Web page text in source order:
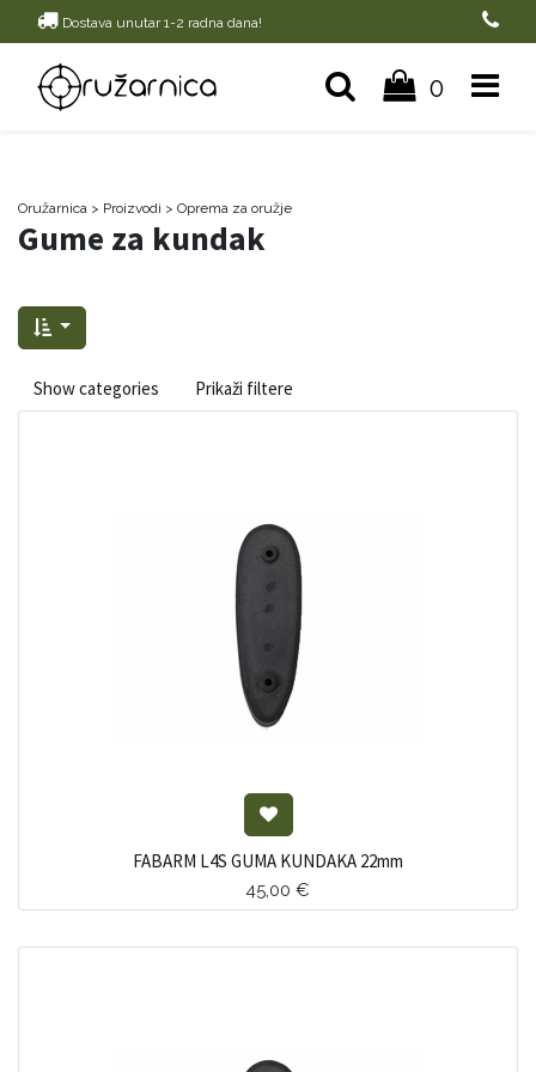
Dostava unutar 1-2 radna dana!
0
Oružarnica > Proizvodi > Oprema za oružje
Gume za kundak
Show categories Prikaži filtere
FABARM L4S GUMA KUNDAKA 22mm
45,00 €